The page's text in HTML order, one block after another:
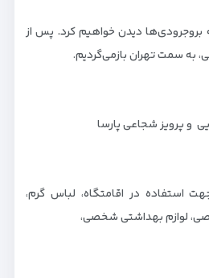
بروجرودی‌ها دیدن خواهیم کرد. پس از
به سمت تهران بازمی‌گردیم.
و پرویز شجاعی پارسا
استفاده در اقامتگاه، لباس گرم،
لوازم بهداشتی شخصی،